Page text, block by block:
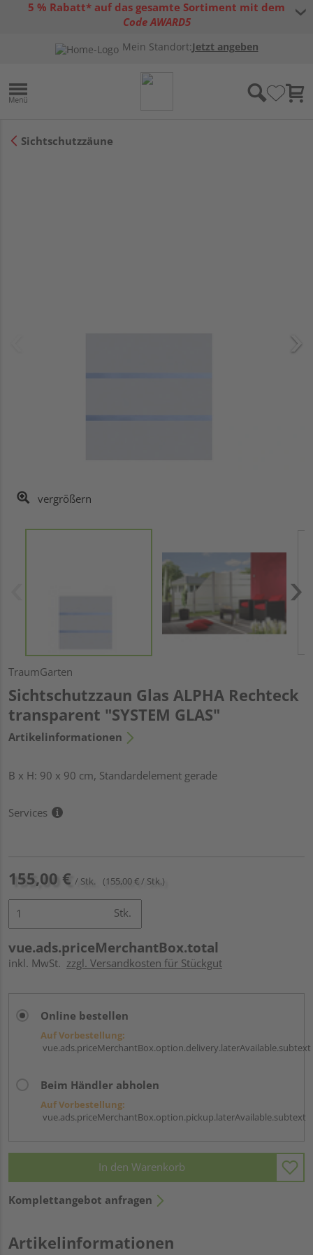
5 % Rabatt* auf das gesamte Sortiment mit dem
Code AWARD5
Gutscheinbedingungen
Mein Standort:Jetzt angeben
Sichtschutzzäune
vergrößern
TraumGarten
Sichtschutzzaun Glas ALPHA Rechteck
transparent "SYSTEM GLAS"
Artikelinformationen
B x H: 90 x 90 cm, Standardelement gerade
Services
155,00 € / Stk. (155,00 € / Stk.)
Stk.
vue.ads.priceMerchantBox.total
inkl. MwSt. zzgl. Versandkosten für Stückgut
Online bestellen
Auf Vorbestellung:
vue.ads.priceMerchantBox.option.delivery.laterAvailable.subtext
Beim Händler abholen
Auf Vorbestellung:
vue.ads.priceMerchantBox.option.pickup.laterAvailable.subtext
In den Warenkorb
Komplettangebot anfragen
Artikelinformationen